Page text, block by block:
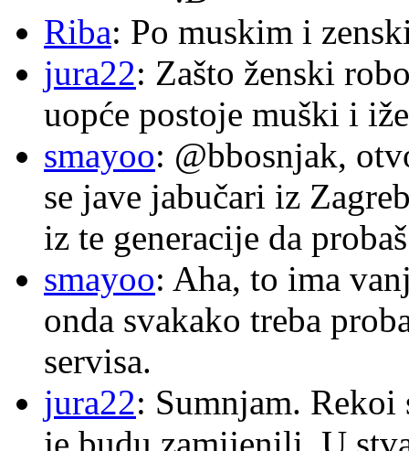
Riba: Po muskim i
jura22: Zašto ženski
uopće postoje muški i
smayoo: @bbosnjak,
se jave jabučari iz
iz te generacije da
smayoo: Aha, to ima
onda svakako treba
servisa.
jura22: Sumnjam. Rekoi